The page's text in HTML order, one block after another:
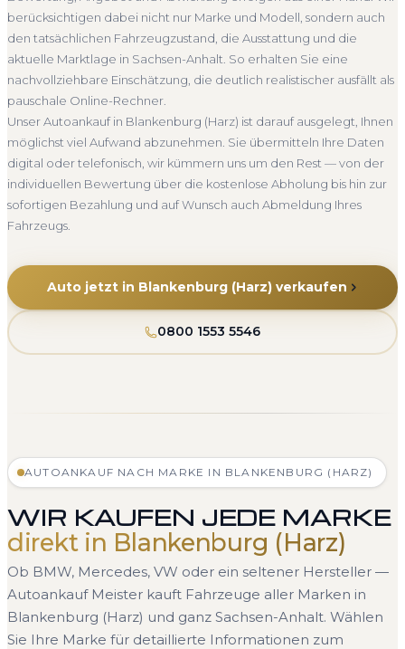
Abholung Blankenburg (Harz)
Nicht fahrbereit
Barzahlung
Abmeldung inklusive
ein verbindliches Angebot und auf Wunsch den kompletten
Service von der Abholung bis zur Abmeldung. Über 4.800
zufriedene Kunden sprechen für sich.
Seit 2010 4.800+ Ankäufe
Komplettservice
Sachsen-Anhalt
berücksichtigen dabei nicht nur Marke und Modell, sondern auch
den tatsächlichen Fahrzeugzustand, die Ausstattung und die
aktuelle Marktlage in Sachsen-Anhalt. So erhalten Sie eine
nachvollziehbare Einschätzung, die deutlich realistischer ausfällt als
pauschale Online-Rechner.
Unser Autoankauf in Blankenburg (Harz) ist darauf ausgelegt, Ihnen
möglichst viel Aufwand abzunehmen. Sie übermitteln Ihre Daten
digital oder telefonisch, wir kümmern uns um den Rest — von der
individuellen Bewertung über die kostenlose Abholung bis hin zur
sofortigen Bezahlung und auf Wunsch auch Abmeldung Ihres
Fahrzeugs.
Auto jetzt in Blankenburg (Harz) verkaufen
0800 1553 5546
AUTOANKAUF NACH MARKE IN BLANKENBURG (HARZ)
WIR KAUFEN JEDE MARKE
direkt in Blankenburg (Harz)
Ob BMW, Mercedes, VW oder ein seltener Hersteller —
Autoankauf Meister kauft Fahrzeuge aller Marken in
Blankenburg (Harz) und ganz Sachsen-Anhalt. Wählen
Sie Ihre Marke für detaillierte Informationen zum